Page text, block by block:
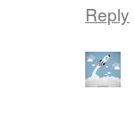
Reply